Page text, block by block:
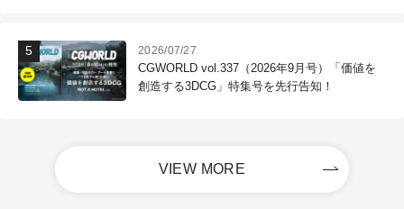
2026/07/27
CGWORLD vol.337（2026年9月号）「価値を
創造する3DCG」特集号を先行告知！
VIEW MORE